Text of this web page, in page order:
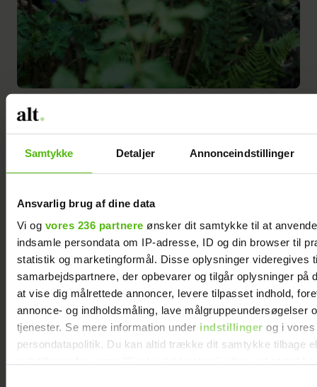
Samtykke Detaljer Annonceindstillinger
Ansvarlig brug af dine data
Vi og vores 236 partnere ønsker dit samtykke til at
indsamle persondata om IP-adresse, ID og din browser til
statistik og marketingformål. Disse oplysninger videregives
samarbejdspartnere, der opbevarer og tilgår oplysninger på
at vise dig målrettede annoncer, levere tilpasset indhold,
annonce- og indholdsmåling, lave målgruppeundersøgelser
tjenester. Se mere information under indstillinger og i vores
persondatapolitik. Du kan altid trække dit samtykke tilbage
med bregner og hosta giver de forskellige former og højder til et bed.